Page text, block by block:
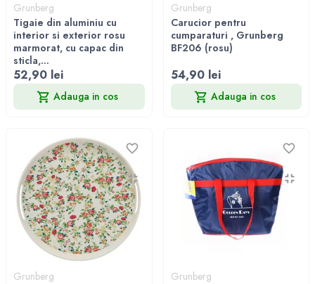
Grunberg
Tigaie din aluminiu cu
interior si exterior rosu
marmorat, cu capac din
sticla,...
52,90 lei
Adauga in cos
Grunberg
Carucior pentru
cumparaturi , Grunberg
BF206 (rosu)
54,90 lei
Adauga in cos
Grunberg
Grunberg